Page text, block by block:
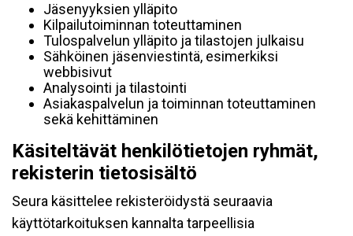
Jäsenyyksien ylläpito
Kilpailutoiminnan toteuttaminen
Tulospalvelun ylläpito ja tilastojen julkaisu
Sähköinen jäsenviestintä, esimerkiksi
webbisivut
Analysointi ja tilastointi
Asiakaspalvelun ja toiminnan toteuttaminen
sekä kehittäminen
Käsiteltävät henkilötietojen ryhmät,
rekisterin tietosisältö
Seura käsittelee rekisteröidystä seuraavia
käyttötarkoituksen kannalta tarpeellisia